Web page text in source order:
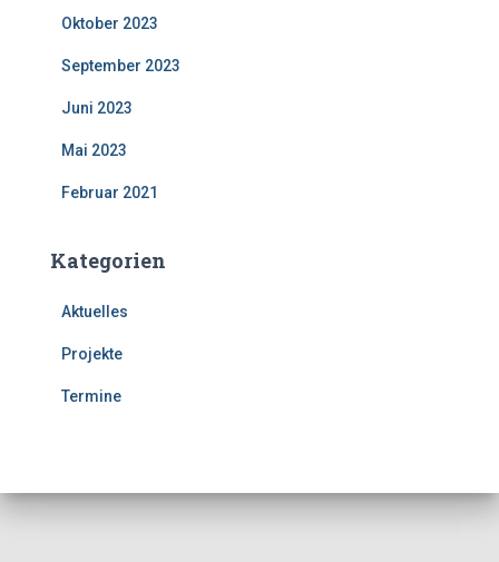
Oktober 2023
September 2023
Juni 2023
Mai 2023
Februar 2021
Kategorien
Aktuelles
Projekte
Termine